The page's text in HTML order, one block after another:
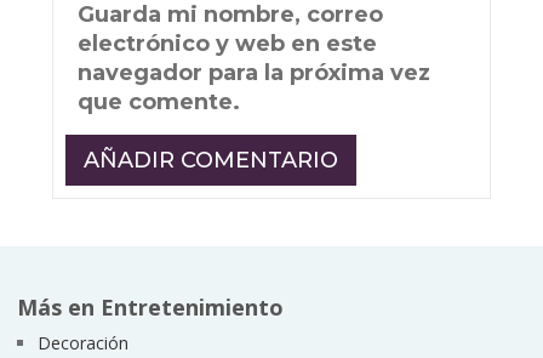
Guarda mi nombre, correo
electrónico y web en este
navegador para la próxima vez
que comente.
Más en Entretenimiento
Decoración